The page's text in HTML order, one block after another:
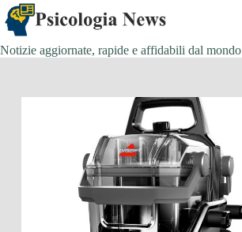
Salta
al
contenuto
Notizie aggiornate, rapide e affidabili dal mondo